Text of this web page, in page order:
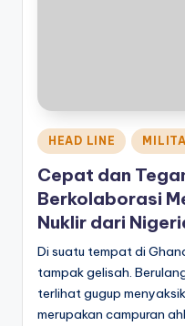
Posted
in
HEAD LINE
Cepat dan
Berkolaborasi
Nuklir dari
Di suatu tempat di
tampak gelisah.
terlihat gugup
merupakan campuran